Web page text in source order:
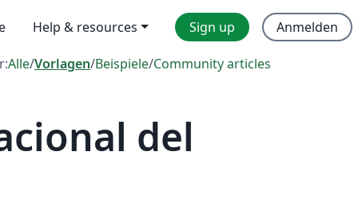
Help & resources Sign up Anmelden
Alle/Vorlagen/Beispiele/Community articles
del